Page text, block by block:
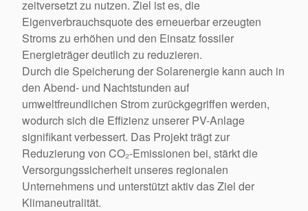
zeitversetzt zu nutzen. Ziel ist es, die
Eigenverbrauchsquote des erneuerbar erzeugten
Stroms zu erhöhen und den Einsatz fossiler
Energieträger deutlich zu reduzieren.
Durch die Speicherung der Solarenergie kann auch in
den Abend- und Nachtstunden auf
umweltfreundlichen Strom zurückgegriffen werden,
wodurch sich die Effizienz unserer PV-Anlage
signifikant verbessert. Das Projekt trägt zur
Reduzierung von CO₂-Emissionen bei, stärkt die
Versorgungssicherheit unseres regionalen
Unternehmens und unterstützt aktiv das Ziel der
Klimaneutralität.